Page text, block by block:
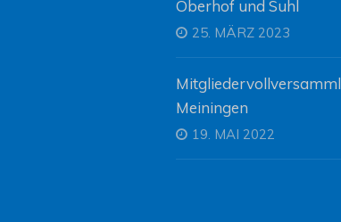
Oberhof und Suhl
25. MÄRZ 2023
Meiningen
19. MAI 2022